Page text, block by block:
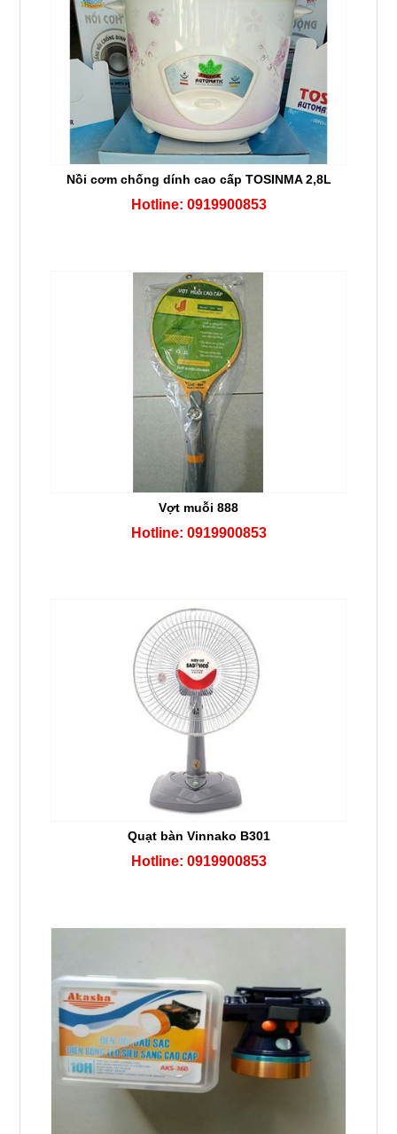
Nồi cơm chống dính cao cấp TOSINMA 2,8L
Hotline: 0919900853
Vợt muỗi 888
Hotline: 0919900853
Quạt bàn Vinnako B301
Hotline: 0919900853